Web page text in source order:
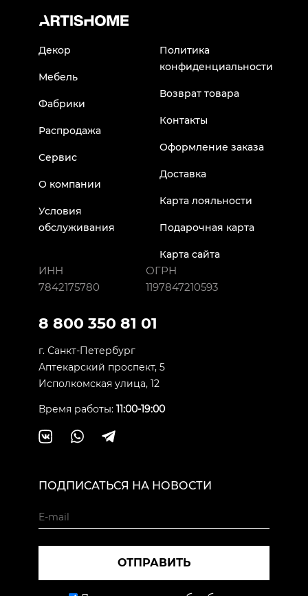
Декор
Мебель
Фабрики
Распродажа
Сервис
О компании
Условия
обслуживания
Политика
конфиденциальности
Возврат товара
Контакты
Оформление заказа
Доставка
Карта лояльности
Подарочная карта
Карта сайта
ИНН
7842175780
ОГРН
1197847210593
8 800 350 81 01
г. Санкт-Петербург
Аптекарский проспект, 5
Исполкомская улица, 12
Время работы: 11:00-19:00
ПОДПИСАТЬСЯ НА НОВОСТИ
ОТПРАВИТЬ